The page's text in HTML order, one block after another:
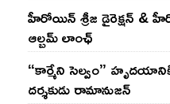
హీరోయిన్ శ్రీజ డైరెక్ష‌న్ &
ఆల్బమ్ లాంఛ్
“కార్మేని సెల్వం”
దర్శకుడు రామానుజన్